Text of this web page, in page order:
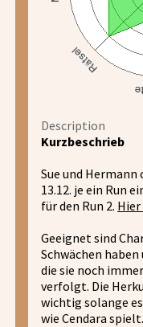
Description
Kurzbeschrieb
Sue und Hermann
13.12. je ein Run
für den Run 2. Hier
Geeignet sind
Schwächen
die sie noch
verfolgt. Die
wichtig solange
wie Cendara spielt.